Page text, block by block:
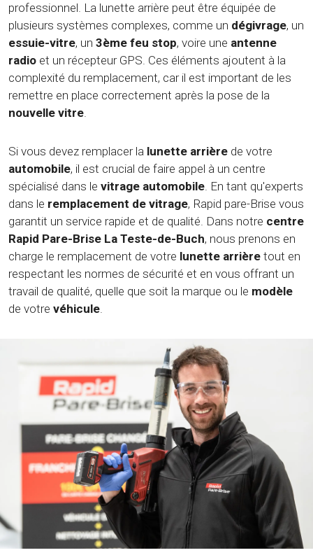
professionnel. La lunette arrière peut être équipée de
plusieurs systèmes complexes, comme un dégivrage, un
essuie-vitre, un 3ème feu stop, voire une antenne
radio et un récepteur GPS. Ces éléments ajoutent à la
complexité du remplacement, car il est important de les
remettre en place correctement après la pose de la
nouvelle vitre.
Si vous devez remplacer la lunette arrière de votre
automobile, il est crucial de faire appel à un centre
spécialisé dans le vitrage automobile. En tant qu'experts
dans le remplacement de vitrage, Rapid pare-Brise vous
garantit un service rapide et de qualité. Dans notre centre
Rapid Pare-Brise La Teste-de-Buch, nous prenons en
charge le remplacement de votre lunette arrière tout en
respectant les normes de sécurité et en vous offrant un
travail de qualité, quelle que soit la marque ou le modèle
de votre véhicule.